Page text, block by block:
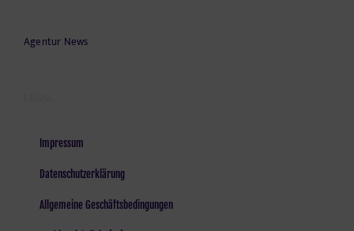
Agentur News
Impressum
Datenschutzerklärung
Allgemeine Geschäftsbedingungen